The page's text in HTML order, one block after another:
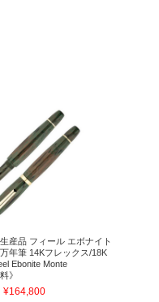
産品 フィール エボナイト
年筆 14Kフレックス/18K
Ebonite Monte
》
¥164,800